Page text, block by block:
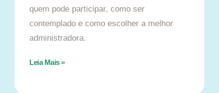
quem pode participar, como ser
contemplado e como escolher a melhor
administradora.
Leia Mais »